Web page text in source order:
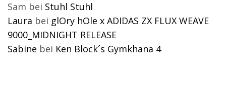
Sam bei Stuhl Stuhl
Laura bei glOry hOle x ADIDAS ZX FLUX WEAVE
9000_MIDNIGHT RELEASE
Sabine bei Ken Block´s Gymkhana 4